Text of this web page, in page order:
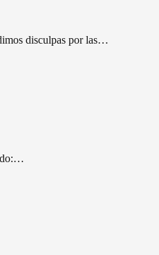
disculpas por las…